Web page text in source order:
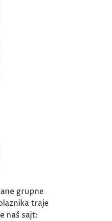
grupne
traje
naš sajt: